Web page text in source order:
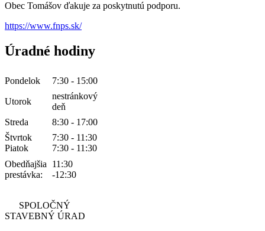
Obec Tomášov ďakuje za poskytnutú podporu.
https://www.fnps.sk/
Úradné hodiny
Pondelok 7:30 - 15:00
Utorok
nestránkový
deň
Streda
8:30 - 17:00
Štvrtok
7:30 - 11:30
Piatok
7:30 - 11:30
Obedňajšia
prestávka:
11:30
-12:30
SPOLOČNÝ
STAVEBNÝ ÚRAD